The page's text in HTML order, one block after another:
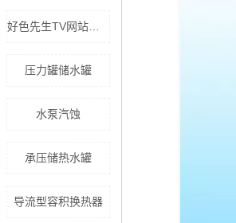
好色先生TV网站样式
压力罐储水罐
水泵汽蚀
承压储热水罐
导流型容积换热器